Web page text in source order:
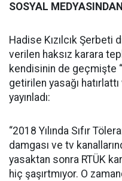
SOSYAL
Hadise Kızılcık Şerbeti
verilen haksız karara
kendisinin de geçmişte
getirilen yasağı hatırlattı
yayınladı:
“2018 Yılında Sıfır
damgası ve tv
yasaktan sonra RTÜK
hiç şaşırtmıyor. O